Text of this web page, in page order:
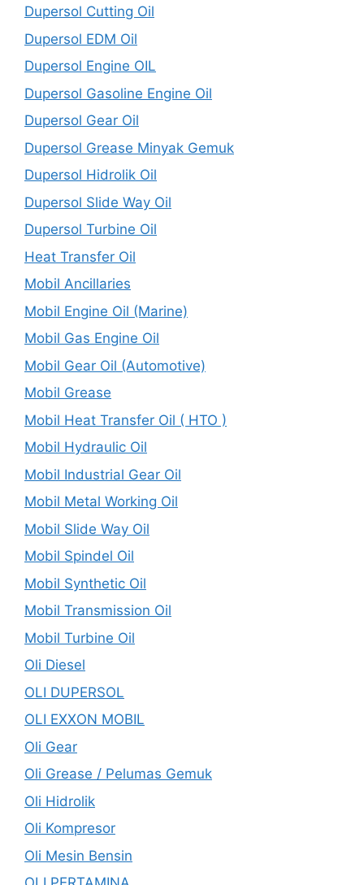
Dupersol Cutting Oil
Dupersol EDM Oil
Dupersol Engine OIL
Dupersol Gasoline Engine Oil
Dupersol Gear Oil
Dupersol Grease Minyak Gemuk
Dupersol Hidrolik Oil
Dupersol Slide Way Oil
Dupersol Turbine Oil
Heat Transfer Oil
Mobil Ancillaries
Mobil Engine Oil (Marine)
Mobil Gas Engine Oil
Mobil Gear Oil (Automotive)
Mobil Grease
Mobil Heat Transfer Oil ( HTO )
Mobil Hydraulic Oil
Mobil Industrial Gear Oil
Mobil Metal Working Oil
Mobil Slide Way Oil
Mobil Spindel Oil
Mobil Synthetic Oil
Mobil Transmission Oil
Mobil Turbine Oil
Oli Diesel
OLI DUPERSOL
OLI EXXON MOBIL
Oli Gear
Oli Grease / Pelumas Gemuk
Oli Hidrolik
Oli Kompresor
Oli Mesin Bensin